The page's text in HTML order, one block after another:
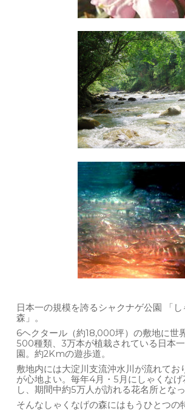
日本一の規模を誇るシャクナゲ公園 「
森」。
6ヘクタール（約18,000坪）の敷地に世
500種類、3万本が植栽されている日本
園。約2Kmの遊歩道。
敷地内には大淀川支流沖水川が流れてお
が心地よい。毎年4月・5月にしゃくな
し、期間中約5万人が訪れる花名所となっ
そんなしゃくなげの森にはもうひとつの